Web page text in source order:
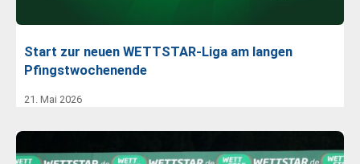
Start zur neuen WETTSTAR-Liga am langen
Pfingstwochenende
21. Mai 2026